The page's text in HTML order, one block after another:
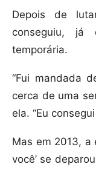
Depois de
conseguiu, já
temporária.
“Fui mandada
cerca de uma
ela. “Eu
Mas em 2013, a
você’ se